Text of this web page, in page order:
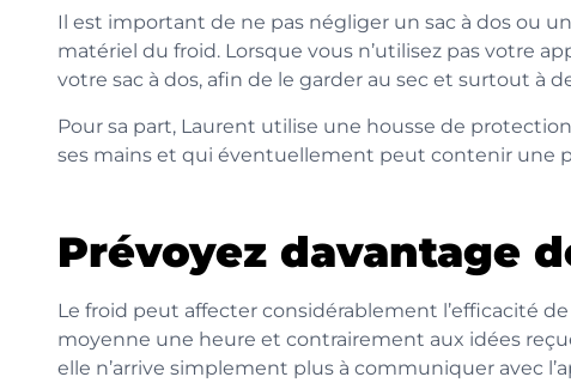
Il est important de ne pas négliger un sac à dos ou
matériel du froid. Lorsque vous n’utilisez pas votre
votre sac à dos, afin de le garder au sec et surtout à
Pour sa part, Laurent utilise une housse de
ses mains et qui éventuellement peut contenir une
Prévoyez davantage
Le froid peut affecter considérablement l’efficacité
moyenne une heure et contrairement aux idées
elle n’arrive simplement plus à communiquer avec